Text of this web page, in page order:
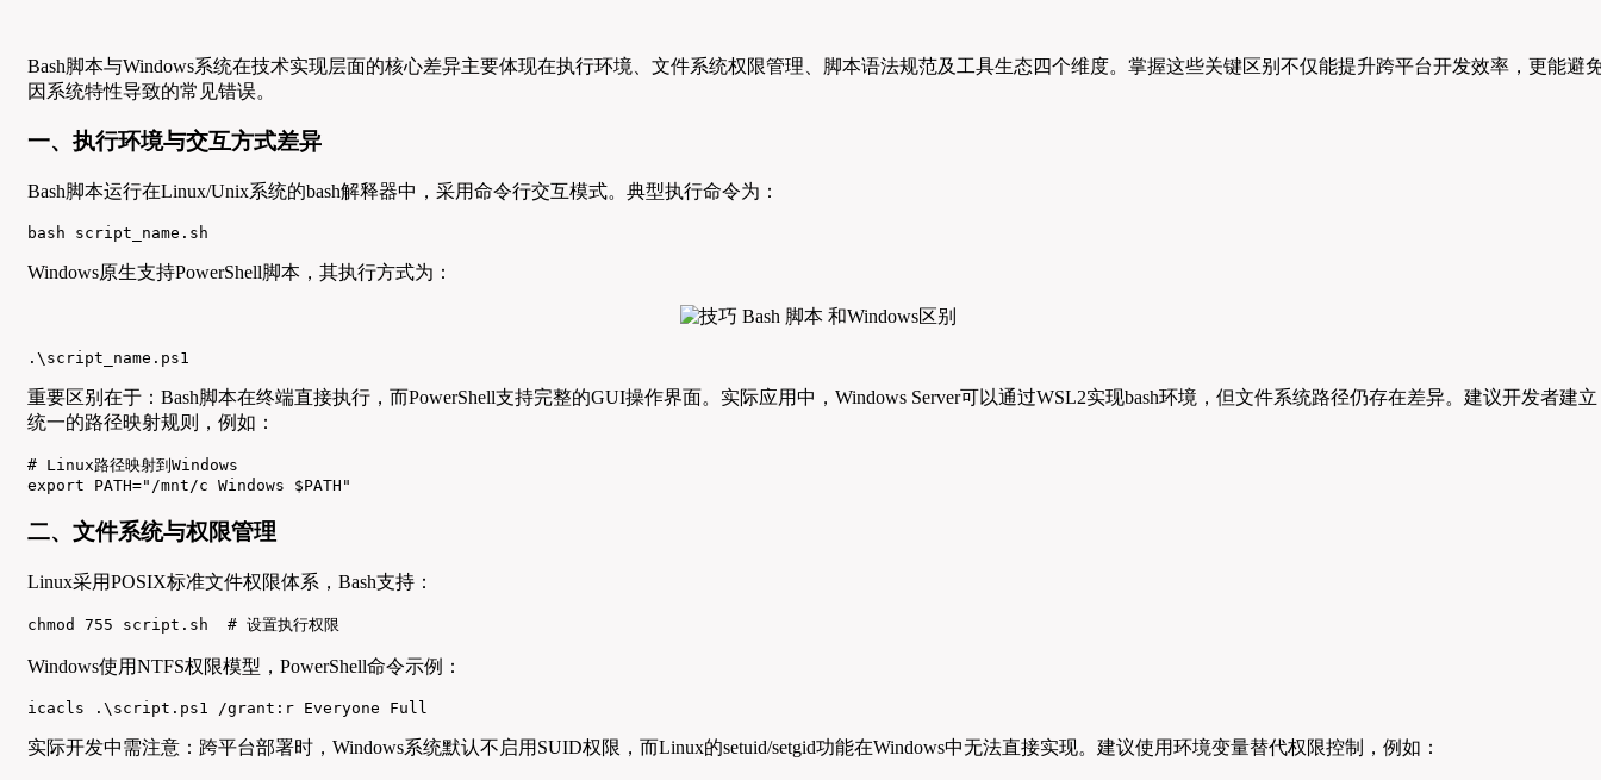
Bash脚本与Windows系统在技术实现层面的核心差异主要体现在执行环境、文件系统权限管理、脚本语法规范及工具生态四个维度。掌握这些关键区别不仅能提升跨平台开发效率，更能避
因系统特性导致的常见错误。
一、执行环境与交互方式差异
Bash脚本运行在Linux/Unix系统的bash解释器中，采用命令行交互模式。典型执行命令为：
bash script_name.sh
Windows原生支持PowerShell脚本，其执行方式为：
.\script_name.ps1
重要区别在于：Bash脚本在终端直接执行，而PowerShell支持完整的GUI操作界面。实际应用中，Windows Server可以通过WSL2实现bash环境，但文件系统路径仍存在差异。建议开发者建立
统一的路径映射规则，例如：
# Linux路径映射到Windows
export PATH="/mnt/c Windows $PATH"
二、文件系统与权限管理
Linux采用POSIX标准文件权限体系，Bash支持：
chmod 755 script.sh  # 设置执行权限
Windows使用NTFS权限模型，PowerShell命令示例：
icacls .\script.ps1 /grant:r Everyone Full
实际开发中需注意：跨平台部署时，Windows系统默认不启用SUID权限，而Linux的setuid/setgid功能在Windows中无法直接实现。建议使用环境变量替代权限控制，例如：